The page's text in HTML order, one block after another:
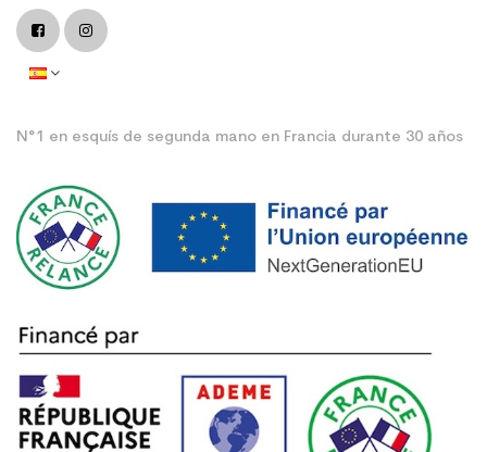
N°1 en esquís de segunda mano en Francia durante 30 años